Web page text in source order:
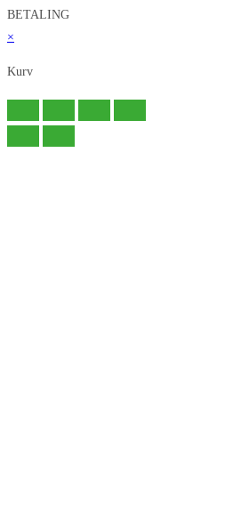
BETALING
×
Kurv